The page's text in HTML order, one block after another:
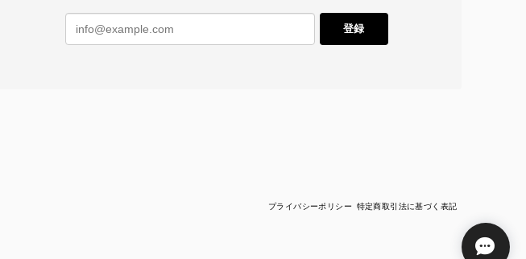
登録
プライバシーポリシー 特定商取引法に基づく表記